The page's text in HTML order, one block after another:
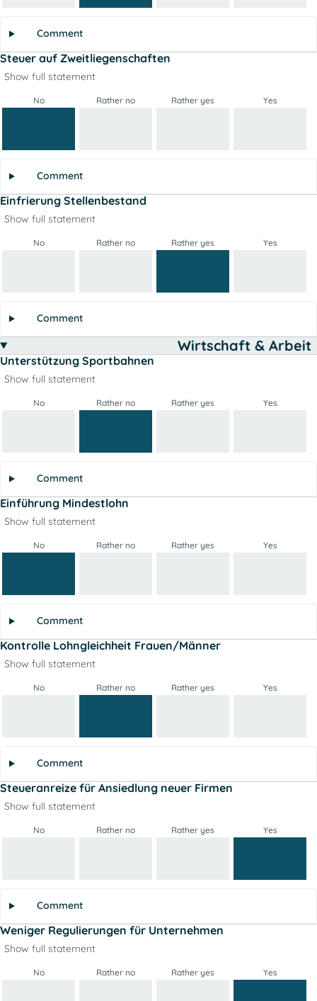
Comment
Steuer auf Zweitliegenschaften
Show full statement
No Rather no Rather yes Yes
Comment
Einfrierung Stellenbestand
Show full statement
No Rather no Rather yes Yes
Comment
Wirtschaft & Arbeit
Unterstützung Sportbahnen
Show full statement
No Rather no Rather yes Yes
Comment
Einführung Mindestlohn
Show full statement
No Rather no Rather yes Yes
Comment
Kontrolle Lohngleichheit Frauen/Männer
Show full statement
No Rather no Rather yes Yes
Comment
Steueranreize für Ansiedlung neuer Firmen
Show full statement
No Rather no Rather yes Yes
Comment
Weniger Regulierungen für Unternehmen
Show full statement
No Rather no Rather yes Yes